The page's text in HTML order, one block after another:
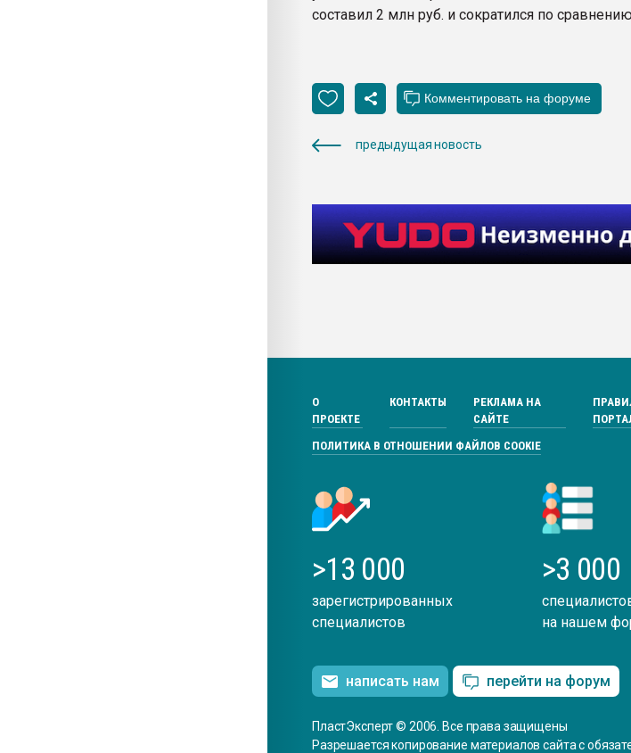
составил 2 млн руб. и сократился по
предыдущая новость
О
ПРОЕКТЕ
КОНТАКТЫ
РЕКЛАМА НА
САЙТЕ
ПОЛИТИКА В ОТНОШЕНИИ ФАЙЛОВ COOKIE
>13 000
зарегистрированных
специалистов
>3 000
на нашем
написать нам перейти на форум
ПластЭксперт © 2006. Все права защищены
Разрешается копирование материалов сайта с